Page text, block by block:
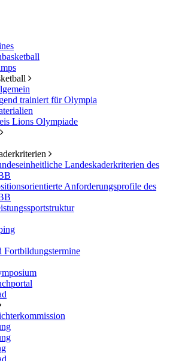
trainiert für Olympia
Lions Olympiade
Landeskaderkriterien des
Anforderungsprofile des
Fortbildungstermine